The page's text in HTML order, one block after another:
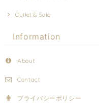
Outlet & Sale
Information
About
Contact
プライバシーポリシー